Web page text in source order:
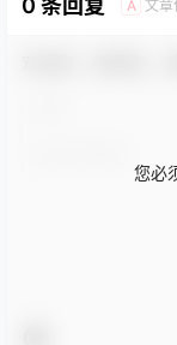
0 条回复 A 文章
您必